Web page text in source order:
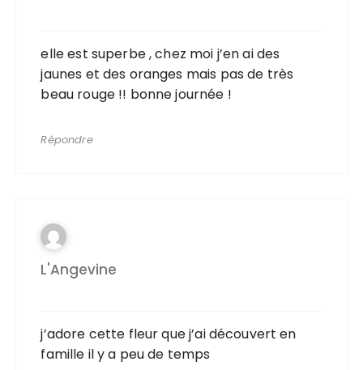
elle est superbe , chez moi j’en ai des
jaunes et des oranges mais pas de très
beau rouge !! bonne journée !
Répondre
L'Angevine
j’adore cette fleur que j’ai découvert en
famille il y a peu de temps